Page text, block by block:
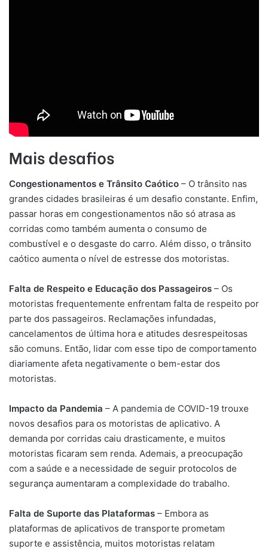
Mais desafios
Congestionamentos e Trânsito Caótico – O trânsito nas
grandes cidades brasileiras é um desafio constante. Enfim,
passar horas em congestionamentos não só atrasa as
corridas como também aumenta o consumo de
combustível e o desgaste do carro. Além disso, o trânsito
caótico aumenta o nível de estresse dos motoristas.
Falta de Respeito e Educação dos Passageiros – Os
motoristas frequentemente enfrentam falta de respeito por
parte dos passageiros. Reclamações infundadas,
cancelamentos de última hora e atitudes desrespeitosas
são comuns. Então, lidar com esse tipo de comportamento
diariamente afeta negativamente o bem-estar dos
motoristas.
Impacto da Pandemia – A pandemia de COVID-19 trouxe
novos desafios para os motoristas de aplicativo. A
demanda por corridas caiu drasticamente, e muitos
motoristas ficaram sem renda. Ademais, a preocupação
com a saúde e a necessidade de seguir protocolos de
segurança aumentaram a complexidade do trabalho.
Falta de Suporte das Plataformas – Embora as
plataformas de aplicativos de transporte prometam
suporte e assistência, muitos motoristas relatam